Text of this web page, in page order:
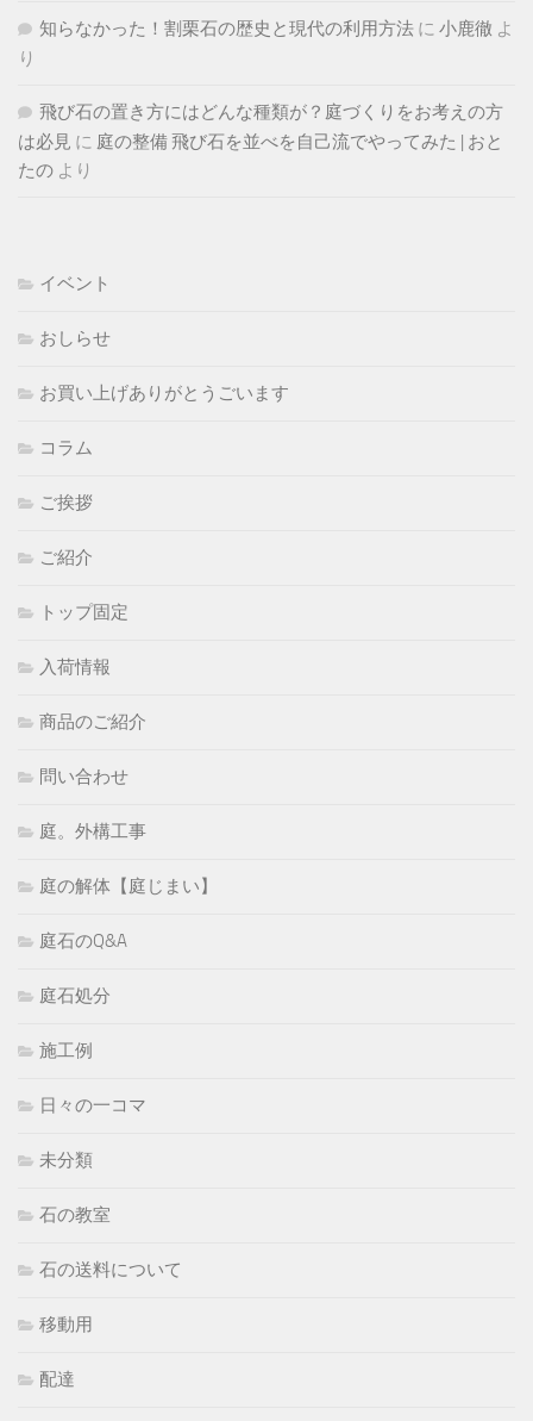
知らなかった！割栗石の歴史と現代の利用方法 に 小鹿徹 よ
り
飛び石の置き方にはどんな種類が？庭づくりをお考えの方
は必見 に 庭の整備 飛び石を並べを自己流でやってみた | おと
たの より
イベント
おしらせ
お買い上げありがとうごいます
コラム
ご挨拶
ご紹介
トップ固定
入荷情報
商品のご紹介
問い合わせ
庭。外構工事
庭の解体【庭じまい】
庭石のQ&A
庭石処分
施工例
日々の一コマ
未分類
石の教室
石の送料について
移動用
配達